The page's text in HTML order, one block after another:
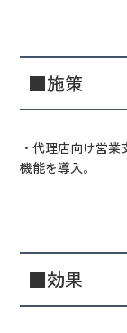
■施策
・代理店向け営
機能を導入。
■効果